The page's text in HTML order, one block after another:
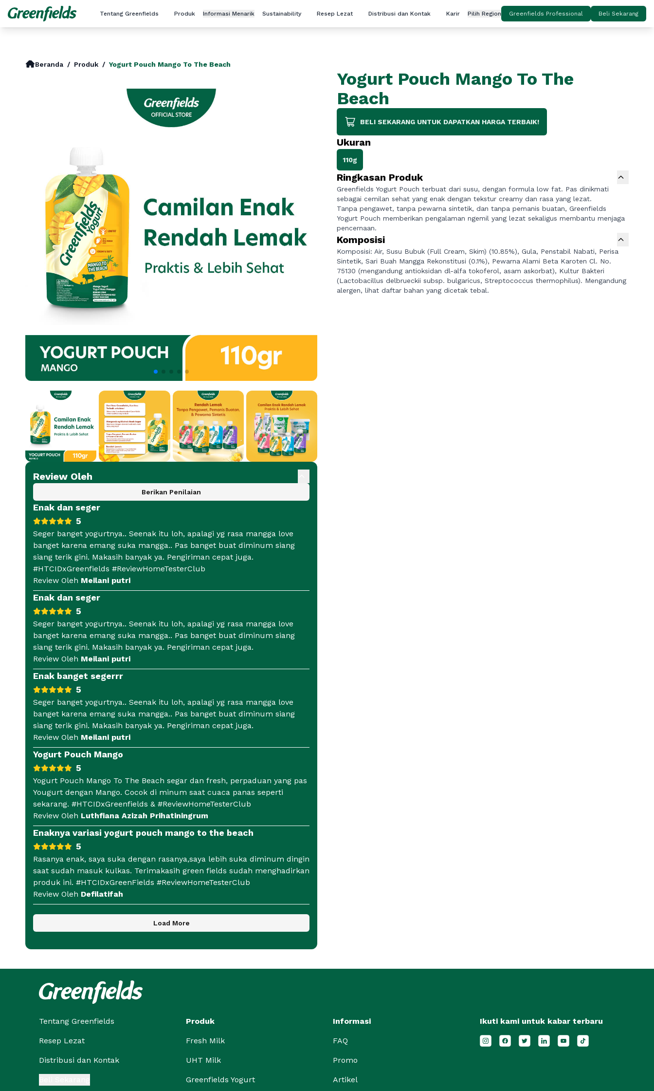
Tentang Greenfields Produk Informasi Menarik Sustainability Resep Lezat Distribusi dan Kontak Karir Pilih Region Greenfields Professional Beli Sekarang
Beranda / Produk / Yogurt Pouch Mango To The Beach
Review Oleh
Berikan Penilaian
Enak dan seger
5
Seger banget yogurtnya.. Seenak itu loh, apalagi yg rasa mangga love
banget karena emang suka mangga.. Pas banget buat diminum siang
siang terik gini. Makasih banyak ya. Pengiriman cepat juga.
#HTCIDxGreenfields #ReviewHomeTesterClub
Review Oleh Meilani putri
Enak dan seger
5
Seger banget yogurtnya.. Seenak itu loh, apalagi yg rasa mangga love
banget karena emang suka mangga.. Pas banget buat diminum siang
siang terik gini. Makasih banyak ya. Pengiriman cepat juga.
Review Oleh Meilani putri
Enak banget segerrr
5
Seger banget yogurtnya.. Seenak itu loh, apalagi yg rasa mangga love
banget karena emang suka mangga.. Pas banget buat diminum siang
siang terik gini. Makasih banyak ya. Pengiriman cepat juga.
Review Oleh Meilani putri
Yogurt Pouch Mango
5
Yogurt Pouch Mango To The Beach segar dan fresh, perpaduan yang pas
Yougurt dengan Mango. Cocok di minum saat cuaca panas seperti
sekarang. #HTCIDxGreenfields & #ReviewHomeTesterClub
Review Oleh Luthfiana Azizah Prihatiningrum
Enaknya variasi yogurt pouch mango to the beach
5
Rasanya enak, saya suka dengan rasanya,saya lebih suka diminum dingin
saat sudah masuk kulkas. Terimakasih green fields sudah menghadirkan
produk ini. #HTCIDxGreenFields #ReviewHomeTesterClub
Review Oleh Defilatifah
Load More
Yogurt Pouch Mango To The
Beach
BELI SEKARANG UNTUK DAPATKAN HARGA TERBAIK!
Ukuran
110g
Ringkasan Produk
Greenfields Yogurt Pouch terbuat dari susu, dengan formula low fat. Pas dinikmati
sebagai cemilan sehat yang enak dengan tekstur creamy dan rasa yang lezat.
Tanpa pengawet, tanpa pewarna sintetik, dan tanpa pemanis buatan, Greenfields
Yogurt Pouch memberikan pengalaman ngemil yang lezat sekaligus membantu menjaga
pencernaan.
Komposisi
Komposisi: Air, Susu Bubuk (Full Cream, Skim) (10.85%), Gula, Penstabil Nabati, Perisa
Sintetik, Sari Buah Mangga Rekonstitusi (0.1%), Pewarna Alami Beta Karoten Cl. No.
75130 (mengandung antioksidan dl-alfa tokoferol, asam askorbat), Kultur Bakteri
(Lactobacillus delbrueckii subsp. bulgaricus, Streptococcus thermophilus). Mengandung
alergen, lihat daftar bahan yang dicetak tebal.
Tentang Greenfields
Resep Lezat
Distribusi dan Kontak
Produk
Fresh Milk
UHT Milk
Greenfields Yogurt
Informasi
FAQ
Promo
Artikel
Ikuti kami untuk kabar terbaru